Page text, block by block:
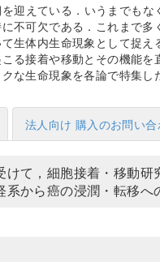
迎えている．いうまでも
不可欠である．これまで
生体内生命現象として捉
る接着や移動とその機能
な生命現象を各論で特集し
法人向け 購入のお問い合
て，細胞接着・移動
から癌の浸潤・転移